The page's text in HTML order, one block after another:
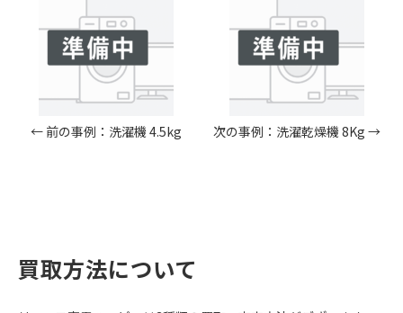
← 前の事例：洗濯機 4.5kg 次の事例：洗濯乾燥機 8Kg →
買取方法について